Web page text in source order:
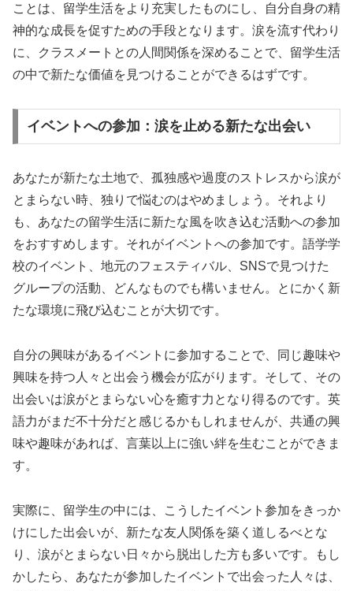
ことは、留学生活をより充実したものにし、自分自身の精
神的な成長を促すための手段となります。涙を流す代わり
に、クラスメートとの人間関係を深めることで、留学生活
の中で新たな価値を見つけることができるはずです。
イベントへの参加：涙を止める新たな出会い
あなたが新たな土地で、孤独感や過度のストレスから涙が
とまらない時、独りで悩むのはやめましょう。それより
も、あなたの留学生活に新たな風を吹き込む活動への参加
をおすすめします。それがイベントへの参加です。語学学
校のイベント、地元のフェスティバル、SNSで見つけた
グループの活動、どんなものでも構いません。とにかく新
たな環境に飛び込むことが大切です。
自分の興味があるイベントに参加することで、同じ趣味や
興味を持つ人々と出会う機会が広がります。そして、その
出会いは涙がとまらない心を癒す力となり得るのです。英
語力がまだ不十分だと感じるかもしれませんが、共通の興
味や趣味があれば、言葉以上に強い絆を生むことができま
す。
実際に、留学生の中には、こうしたイベント参加をきっか
けにした出会いが、新たな友人関係を築く道しるべとな
り、涙がとまらない日々から脱出した方も多いです。もし
かしたら、あなたが参加したイベントで出会った人々は、